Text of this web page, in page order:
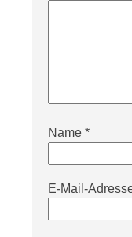
Name *
E-Mail-